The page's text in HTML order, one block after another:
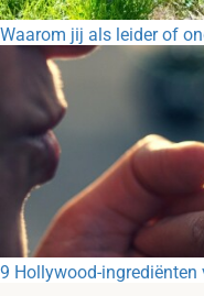
Waarom jij als leider of
9 Hollywood-ingrediënten